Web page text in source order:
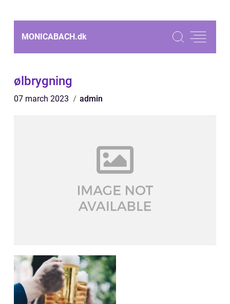
MONICABACH.dk
ølbrygning
07 march 2023 admin